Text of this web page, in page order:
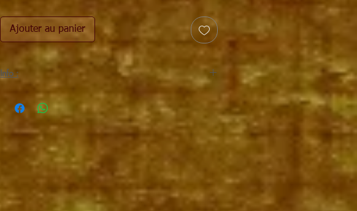
Ajouter au panier
Info :
Guitare folk cordes van C.F. Martin & Co.
Custom Light, Phosphor Bronze
Diamètres: 0.012 / 0.016 / 0.025 / 0.032 / 0.042 / 0.054